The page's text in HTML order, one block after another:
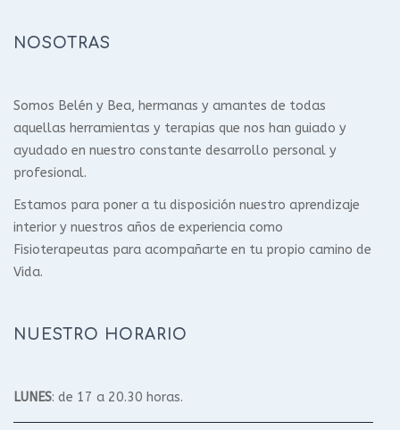
NOSOTRAS
Somos Belén y Bea, hermanas y amantes de todas
aquellas herramientas y terapias que nos han guiado y
ayudado en nuestro constante desarrollo personal y
profesional.
Estamos para poner a tu disposición nuestro aprendizaje
interior y nuestros años de experiencia como
Fisioterapeutas para acompañarte en tu propio camino de
Vida.
NUESTRO HORARIO
LUNES: de 17 a 20.30 horas.